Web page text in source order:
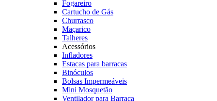
Fogareiro
Cartucho de Gás
Churrasco
Maçarico
Talheres
Acessórios
Infladores
Estacas para barracas
Binóculos
Bolsas Impermeáveis
Mini Mosquetão
Ventilador para Barraca